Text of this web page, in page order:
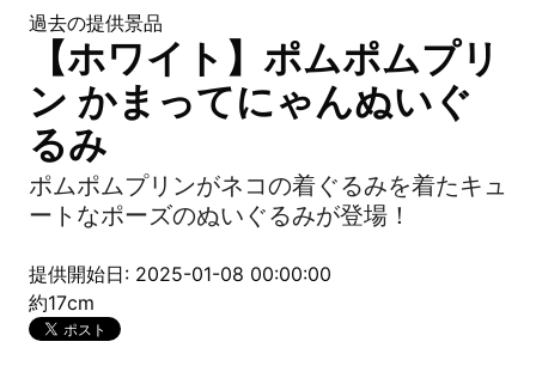
過去の提供景品
【ホワイト】ポムポムプリ
ン かまってにゃんぬいぐ
るみ
ポムポムプリンがネコの着ぐるみを着たキュ
ートなポーズのぬいぐるみが登場！
提供開始日: 2025-01-08 00:00:00
約17cm